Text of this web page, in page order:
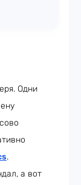
Одни
.
а вот